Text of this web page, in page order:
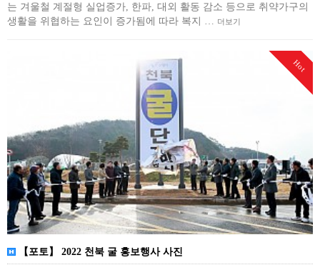
는 겨울철 계절형 실업증가, 한파, 대외 활동 감소 등으로 취약가구의
생활을 위협하는 요인이 증가됨에 따라 복지 …
더보기
Hot
【포토】 2022 천북 굴 홍보행사 사진